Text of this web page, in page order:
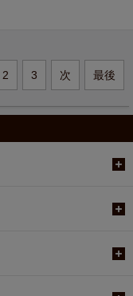
2 3 次 最後